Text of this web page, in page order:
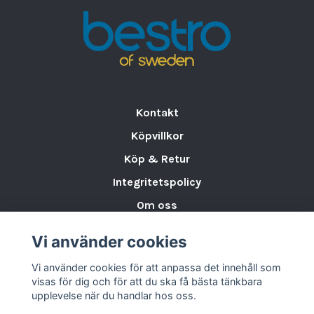
dämpade jordfärger som förstärker din
dukning.
Hållbar och funktionell:
Tål både
mikrovågsugn och diskmaskin samt är
porslin med glasyrdekoration för lång
Mångsidig användning:
Obs! Då porslinet handmålas
färgen/mönstret jämfört med
Perfekt för alla tillfällen
Med Rainforest Serien från Lifestyle
Kontakt
Köpvillkor
Köp & Retur
Integritetspolicy
Om oss
Varumärken & Partners
BLOGG
Vi använder cookies
Vi använder cookies för att anpassa det innehåll som
visas för dig och för att du ska få bästa tänkbara
upplevelse när du handlar hos oss.